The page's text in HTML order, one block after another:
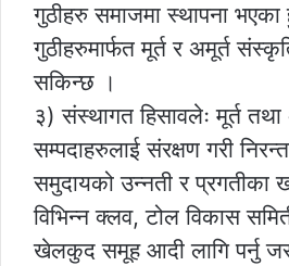
गुठीहरु समाजमा स्थापना
गुठीहरुमार्फत मूर्त र अमूर्त
सकिन्छ ।
३) संस्थागत हिसावलेः मूर्त
सम्पदाहरुलाई संरक्षण गरी
समुदायको उन्नती र प्रगतीका
विभिन्न क्लव, टोल विकास
खेलकुद समूह आदी लागि पर्नु